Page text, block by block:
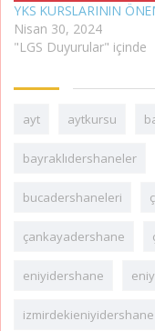
YKS KURSLARININ
Nisan 30, 2024
"LGS Duyurular" içinde
ayt aytkursu
bayraklıdershaneler
bucadershaneleri
çankayadershane
eniyidershane
izmirdekieniyidershane